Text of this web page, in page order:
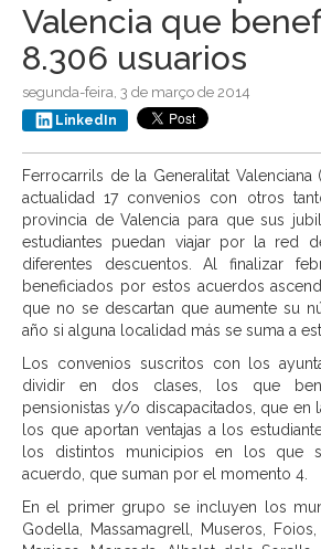
Valencia que
8.306 usuarios
segunda-feira, 3 de março de 2014
LinkedIn
Ferrocarrils de la Generalitat Valenciana
actualidad 17 convenios con otros
provincia de Valencia para que sus
estudiantes puedan viajar por la red
diferentes descuentos. Al finalizar
beneficiados por estos acuerdos
que no se descartan que aumente su
año si alguna localidad más se suma a
Los convenios suscritos con los
dividir en dos clases, los que
pensionistas y/o discapacitados, que en
los que aportan ventajas a los
los distintos municipios en los que
acuerdo, que suman por el momento 4.
En el primer grupo se incluyen los
Godella, Massamagrell, Museros, Foios,